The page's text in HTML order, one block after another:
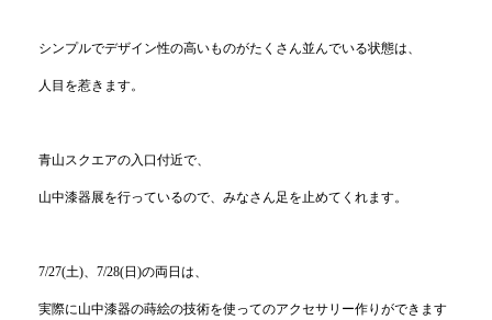
シンプルでデザイン性の高いものがたくさん並んでいる状態は、
人目を惹きます。
青山スクエアの入口付近で、
山中漆器展を行っているので、みなさん足を止めてくれます。
7/27(土)、7/28(日)の両日は、
実際に山中漆器の蒔絵の技術を使ってのアクセサリー作りができます